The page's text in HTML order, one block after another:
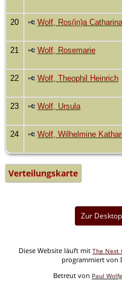
20 Wolf, Ros(in)a Catharina
21 Wolf, Rosemarie
22 Wolf, Theophil Heinrich
23 Wolf, Ursula
24 Wolf, Wilhelmine
Verteilungskarte
Zur
Diese Website läuft mit The Next
programmiert von
Betreut von Paul